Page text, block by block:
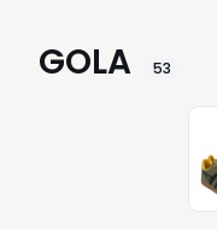
GOLA 53